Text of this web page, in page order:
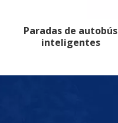
Paradas de autobús
inteligentes